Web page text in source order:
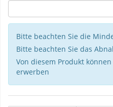
Bitte beachten Sie die
Bitte beachten Sie das
Von diesem Produkt
erwerben